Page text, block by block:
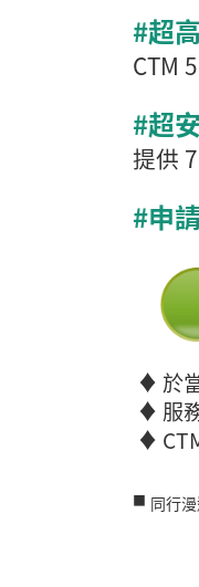
#超
CTM
#超
提供
#申
♦ 於
♦ 服
♦
■ 同行